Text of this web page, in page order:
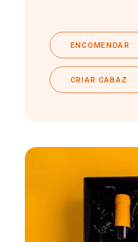
ENCOMENDAR
CRIAR CABAZ